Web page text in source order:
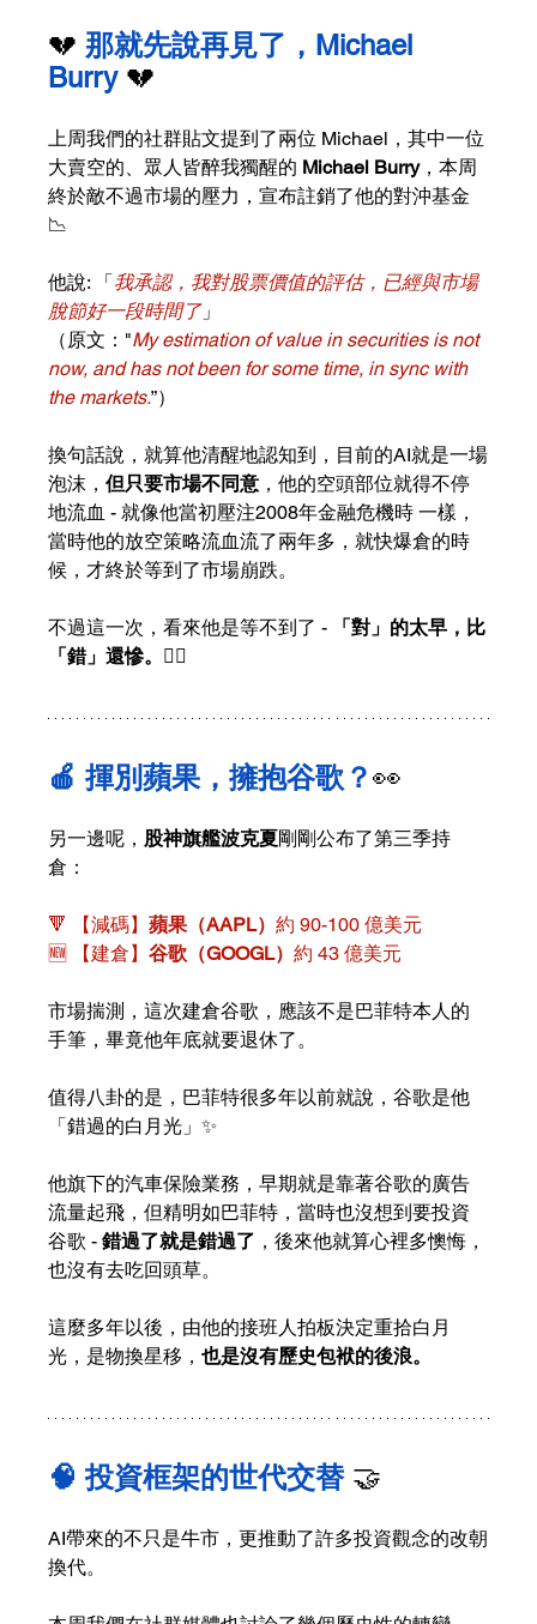
💔 那就先說再見了，Michael
Burry 💔
上周我們的社群貼文提到了兩位 Michael，其中一位
大賣空的、眾人皆醉我獨醒的 Michael Burry，本周
終於敵不過市場的壓力，宣布註銷了他的對沖基金
📉
他說: 「我承認， 我對股票價值的評估，已經與市場
脫節好一段時間了」
（原文："My estimation of value in securities is not
now, and has not been for some time, in sync with
the markets.”）
換句話說，就算他清醒地認知到，目前的AI就是一場
泡沫，但只要市場不同意 ，他的空頭部位就得不停
地流血 - 就像他當初壓注2008年金融危機時 一樣，
當時他的放空策略流血流了兩年多，就快爆倉的時
候，才終於等到了市場崩跌。
不過這一次，看來他是等不到了 -
「對」的太早，比
「錯」還慘。 😵‍💫
🍎 揮別蘋果，擁抱谷歌？👀
另一邊呢， 股神旗艦波克夏剛剛公布了第三季持
倉：
🔻 【減碼】蘋果（AAPL）約 90-100 億美元
🆕 【建倉】谷歌（GOOGL）約 43 億美元
市場揣測，這次建倉谷歌，應該不是巴菲特本人的
手筆，畢竟他年底就要退休了。
值得八卦的是，巴菲特很多年以前就說，谷歌是他
「錯過的白月光」✨
他旗下的汽車保險業務，早期就是靠著谷歌的廣告
流量起飛，但精明如巴菲特，當時也沒想到要投資
谷歌 - 錯過了就是錯過了 ，後來他就算心裡多懊悔，
也沒有去吃回頭草。
這麼多年以後，由他的接班人拍板決定重拾白月
光，是物換星移，也是沒有歷史包袱的後浪。
🧠 投資框架的世代交替 🤝
AI帶來的不只是牛市，更推動了許多投資觀念的改朝
換代。